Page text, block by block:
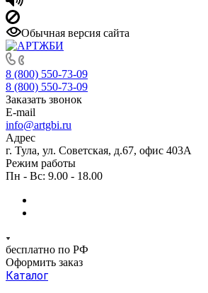
Обычная версия сайта
8 (800) 550-73-09
8 (800) 550-73-09
Заказать звонок
E-mail
info@artgbi.ru
Адрес
г. Тула, ул. Советская, д.67, офис 403А
Режим работы
Пн - Вс: 9.00 - 18.00
бесплатно по РФ
Оформить заказ
Каталог